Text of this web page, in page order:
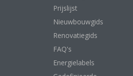
Prijslijst
Nieuwbouwgids
Renovatiegids
FAQ's
Energielabels